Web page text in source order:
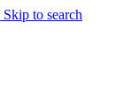
Skip to search